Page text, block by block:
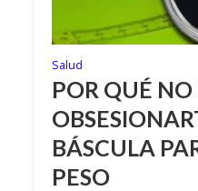
Salud
POR QUÉ NO
BÁSCULA
PESO